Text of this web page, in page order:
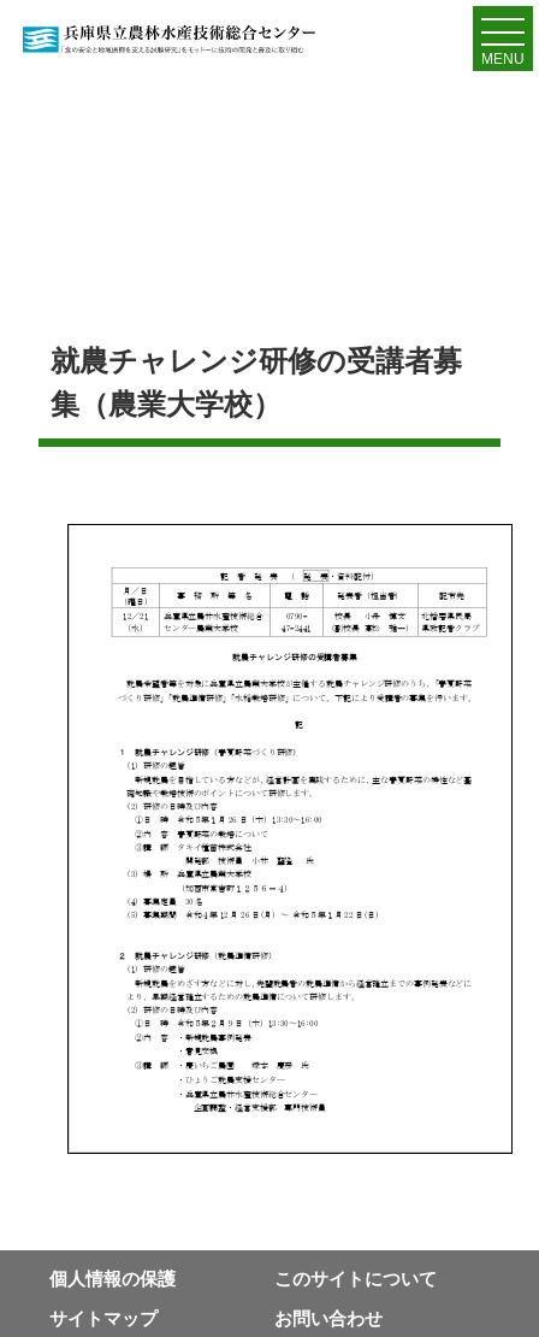
MENU
就農チャレンジ研修の受講者募
集（農業大学校）
個⼈情報の保護
このサイトについて
サイトマップ
お問い合わせ